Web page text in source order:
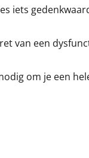
iets
van een
om je een